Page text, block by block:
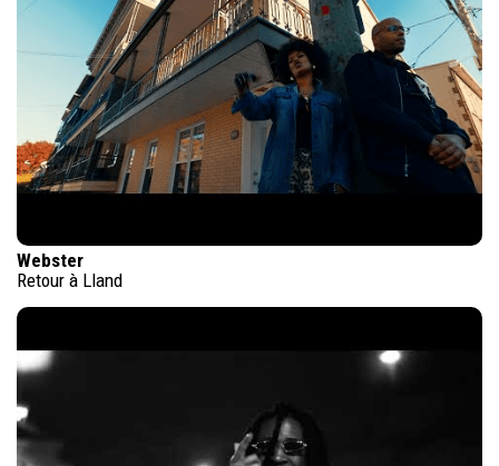
Webster
Retour à Lland